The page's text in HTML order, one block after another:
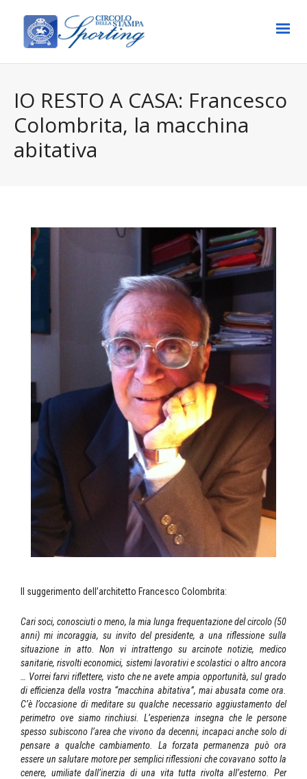
IO RESTO A CASA: Francesco
Colombrita, la macchina
abitativa
Il suggerimento dell’architetto Francesco Colombrita:
Cari soci, conosciuti o meno, la mia lunga frequentazione del circolo (50
anni) mi incoraggia, su invito del presidente, a una riflessione sulla
situazione in atto. Non vi intrattengo su arcinote notizie, medico
sanitarie, risvolti economici, sistemi lavorativi e scolastici o altro ancora
… Vorrei farvi riflettere, visto che ne avete ampia opportunità, sul grado
di efficienza della vostra “macchina abitativa”, mai abusata come ora.
C’è l’occasione di meditare su qualche necessario aggiustamento del
perimetro ove siamo rinchiusi. L’esperienza insegna che le persone
spesso subiscono l’area che vivono da decenni, incapaci anche solo di
pensare a qualche cambiamento. La forzata permanenza può ora
essere un salutare motore per semplici riflessioni che covavano sotto la
cenere, umiliate dall’inerzia di una vita tutta rivolta all’esterno. Per